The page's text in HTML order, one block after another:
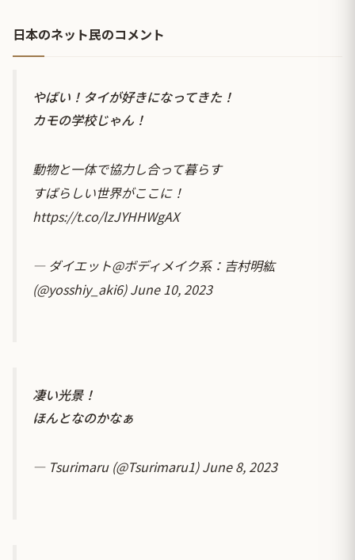
日本のネット民のコメント
やばい！タイが好きになってきた！
カモの学校じゃん！
動物と一体で協力し合って暮らす
すばらしい世界がここに！
https://t.co/lzJYHHWgAX
— ダイエット@ボディメイク系：吉村明紘
(@yosshiy_aki6)June 10, 2023
凄い光景！
ほんとなのかなぁ
— Tsurimaru (@Tsurimaru1)June 8, 2023